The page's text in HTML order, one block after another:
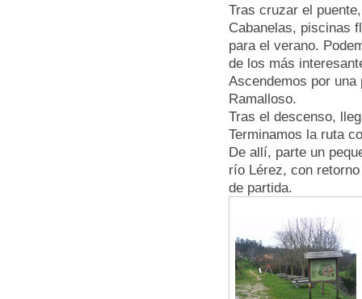
Tras cruzar el
Cabanelas, piscinas
para el verano.
de los más
Ascendemos por
Ramalloso.
Tras el descenso,
Terminamos la ruta
De allí, parte un
río Lérez, con
de partida.